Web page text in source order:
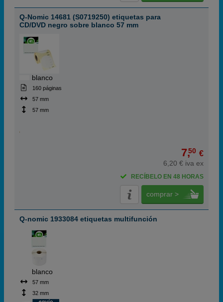
Q-Nomic 14681 (S0719250) etiquetas para
CD/DVD negro sobre blanco 57 mm
blanco
160 páginas
57 mm
57 mm
7,50 €
6,20 € iva ex
RECÍBELO EN 48 HORAS
comprar >
Q-nomic 1933084 etiquetas multifunción
blanco
57 mm
32 mm